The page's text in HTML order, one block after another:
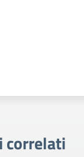
correlati